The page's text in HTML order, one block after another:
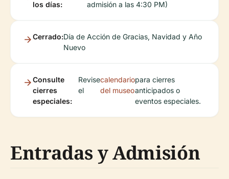
los días:
admisión a las 4:30 PM)
Cerrado:Día de Acción de Gracias, Navidad y Año
Nuevo
Consulte
cierres
especiales:
Revise
el
calendario
del museo
para cierres
anticipados o
eventos especiales.
Entradas y Admisión